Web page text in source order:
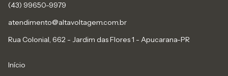
(43) 99650-9979
atendimento@altavoltagem.com.br
Rua Colonial, 662 - Jardim das Flores 1 - Apucarana-PR
Início